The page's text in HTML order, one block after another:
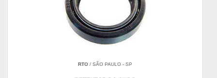
RTO / SÃO PAULO - SP